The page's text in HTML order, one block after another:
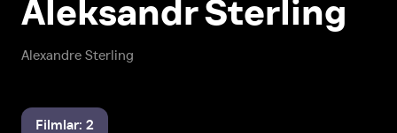
Alexandre Sterling
Aleksandr Sterling
Filmlar: 2